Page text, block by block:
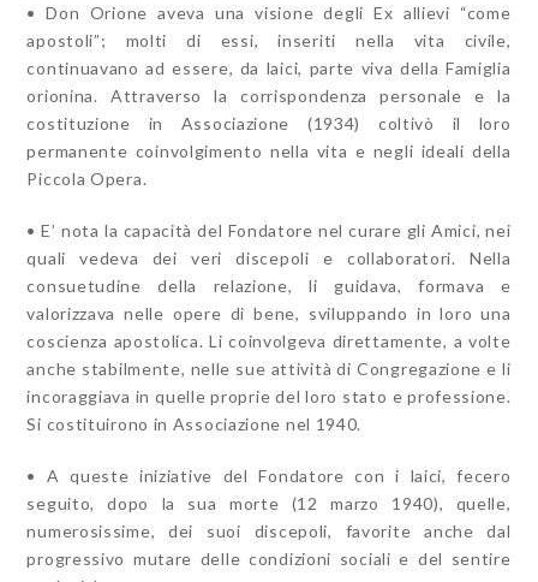
• Don Orione aveva una visione degli Ex allievi “come
apostoli”; molti di essi, inseriti nella vita civile,
continuavano ad essere, da laici, parte viva della Famiglia
orionina. Attraverso la corrispondenza personale e la
costituzione in Associazione (1934) coltivò il loro
permanente coinvolgimento nella vita e negli ideali della
Piccola Opera.
• E’ nota la capacità del Fondatore nel curare gli Amici, nei
quali vedeva dei veri discepoli e collaboratori. Nella
consuetudine della relazione, li guidava, formava e
valorizzava nelle opere di bene, sviluppando in loro una
coscienza apostolica. Li coinvolgeva direttamente, a volte
anche stabilmente, nelle sue attività di Congregazione e li
incoraggiava in quelle proprie del loro stato e professione.
Si costituirono in Associazione nel 1940.
• A queste iniziative del Fondatore con i laici, fecero
seguito, dopo la sua morte (12 marzo 1940), quelle,
numerosissime, dei suoi discepoli, favorite anche dal
progressivo mutare delle condizioni sociali e del sentire